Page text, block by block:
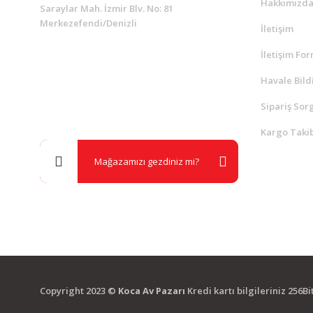
Saraylar Mah. İzmir Blv. No: 81
Merkezefendi/Denizli
Mağazamızı gezdiniz mi?
Hakkımızda
İletişim
İletişim
Havale
Sipariş
Kargo
Copyright 2023 © Koca Av Pazarı Kredi kartı bilgileriniz